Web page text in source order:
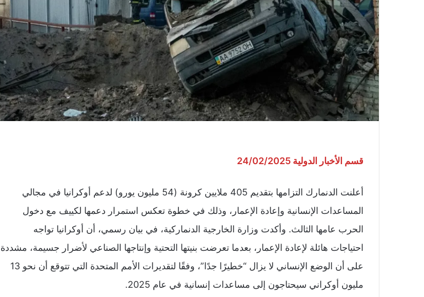
قسم الأخبار الدولية 24/02/2025
أعلنت الدنمارك التزامها بتقديم 405 ملايين كرونة (54 مليون يورو) لدعم أوكرانيا في مجالي
المساعدات الإنسانية وإعادة الإعمار، وذلك في خطوة تعكس استمرار دعمها لكييف مع دخول
الحرب عامها الثالث. وأكدت وزارة الخارجية الدنماركية، في بيان رسمي، أن أوكرانيا تواجه
احتياجات هائلة لإعادة الإعمار، بعدما تعرضت بنيتها التحتية وإنتاجها الصناعي لأضرار جسيمة، مشددة
على أن الوضع الإنساني لا يزال “خطيرًا جدًا”، وفقًا لتقديرات الأمم المتحدة التي تتوقع أن نحو 13
مليون أوكراني سيحتاجون إلى مساعدات إنسانية في عام 2025.